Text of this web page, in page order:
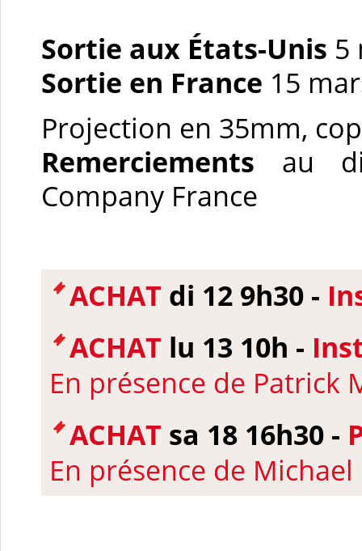
Sortie aux États-Unis 5
Sortie en France 15
Projection en 35mm,
Remerciements au
Company France
ACHAT di 12 9h30 -
ACHAT lu 13 10h -
En présence de Patrick
ACHAT sa 18 16h30 -
En présence de